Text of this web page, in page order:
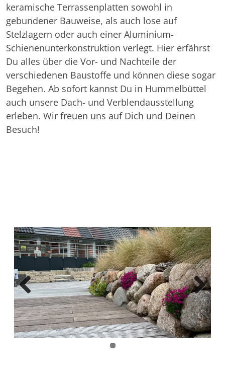
keramische Terrassenplatten sowohl in
gebundener Bauweise, als auch lose auf
Stelzlagern oder auch einer Aluminium-
Schienenunterkonstruktion verlegt. Hier erfährst
Du alles über die Vor- und Nachteile der
verschiedenen Baustoffe und können diese sogar
Begehen. Ab sofort kannst Du in Hummelbüttel
auch unsere Dach- und Verblendausstellung
erleben. Wir freuen uns auf Dich und Deinen
Besuch!
Previous Next